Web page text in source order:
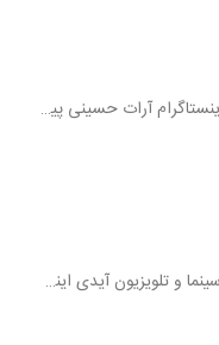
آدرس پیج اینستاگرام آرات حسینی آیدی اینستاگرام آرات حسینی پیج اینستا آرات حسینی تعداد فالوورهای پیج اینستاگرام آرات حسینی صفحه اینستاگرام آرات حسینی
آدرس پیج اینستاگرام شقایق دهقان بازیگر سینما و تلویزیون آیدی اینستاگرام شقایق دهقان پیج اینستا شقایق دهقان تعداد فالوورهای پیج اینستاگرام شقایق دهقان صفحه اینستاگرام شقایق دهقان